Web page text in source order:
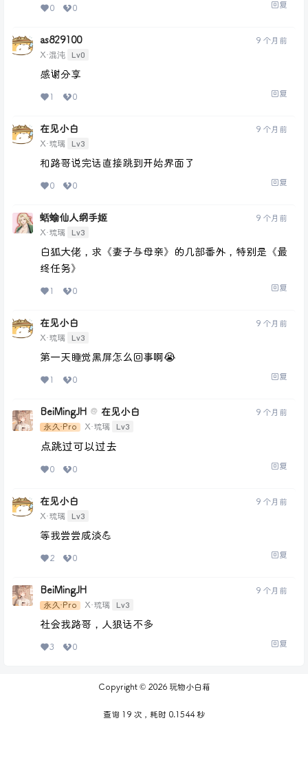
0 0 回复
as829100
X·混沌 Lv0
9 个月前
感谢分享
1 0 回复
在见小白
X·琉璃 Lv3
9 个月前
和路哥说完话直接跳到开始界面了
0 0 回复
蛞蝓仙人纲手姬
X·琉璃 Lv3
9 个月前
白狐大佬，求《妻子与母亲》的几部番外，特别是《最
终任务》
1 0 回复
在见小白
X·琉璃 Lv3
9 个月前
第一天睡觉黑屏怎么回事啊😭
1 0 回复
BeiMingJH @ 在见小白
永久·Pro X·琉璃 Lv3
9 个月前
点跳过可以过去
0 0 回复
在见小白
X·琉璃 Lv3
9 个月前
等我尝尝咸淡💪
2 0 回复
BeiMingJH
永久·Pro X·琉璃 Lv3
9 个月前
社会我路哥，人狠话不多
3 0 回复
Copyright © 2026玩物小白箱
查询 19 次，耗时 0.1544 秒